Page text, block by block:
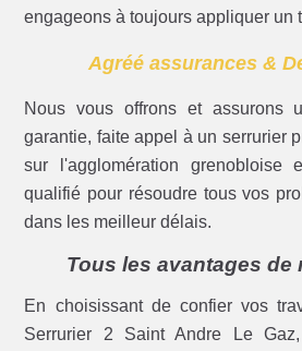
engageons à toujours appliquer un
Agréé assurances &
Nous vous offrons et assurons
garantie, faite appel à un serrurier
sur l'agglomération
qualifié pour résoudre tous vos
dans les meilleur délais.
Tous les avantages
En choisissant de confier vos
Serrurier 2 Saint Andre Le